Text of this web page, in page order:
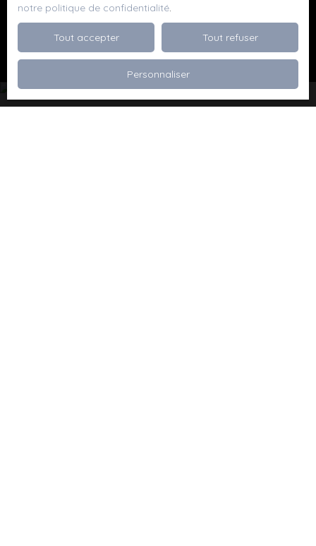
Recevoir des annonces
notre politique de confidentialité.
Tout accepter Tout refuser
Personnaliser